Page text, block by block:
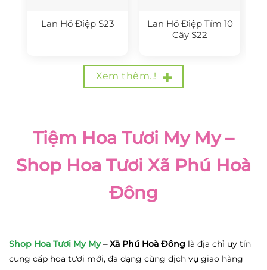
Lan Hồ Điệp S23
Lan Hồ Điệp Tím 10
Cây S22
Xem thêm..!
Tiệm Hoa Tươi My My –
Shop Hoa Tươi Xã Phú Hoà
Đông
Shop Hoa Tươi My My– Xã Phú Hoà Đông là địa chỉ uy tín
cung cấp hoa tươi mới, đa dạng cùng dịch vụ giao hàng